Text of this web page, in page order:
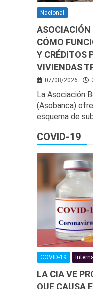
Nacional
CÓMO
Y CRÉDITOS
VIVIENDAS
07/08/2026
La Asociación
(Asobanca)
esquema de
COVID-19
COVID-19
LA CIA VE